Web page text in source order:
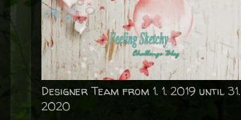
Designer Team from 1. 1. 2019 until
2020